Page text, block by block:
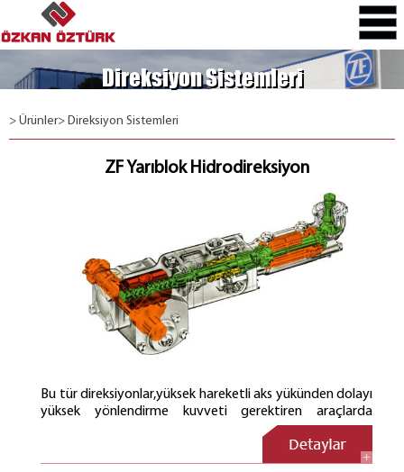
Direksiyon Sistemleri
> Ürünler> Direksiyon Sistemleri
ZF Yarıblok Hidrodireksiyon
Bu tür direksiyonlar,yüksek hareketli aks yükünden dolayı
yüksek yönlendirme kuvveti gerektiren araçlarda
kullanılır. Bunlarda gerekli hidrolik çalışma hacimleri
ekonomik blok olarak direksiyon dişli kutusunun çalışma
silindiri içine yerleştirebilirler. Akstan yönlendirilebilen